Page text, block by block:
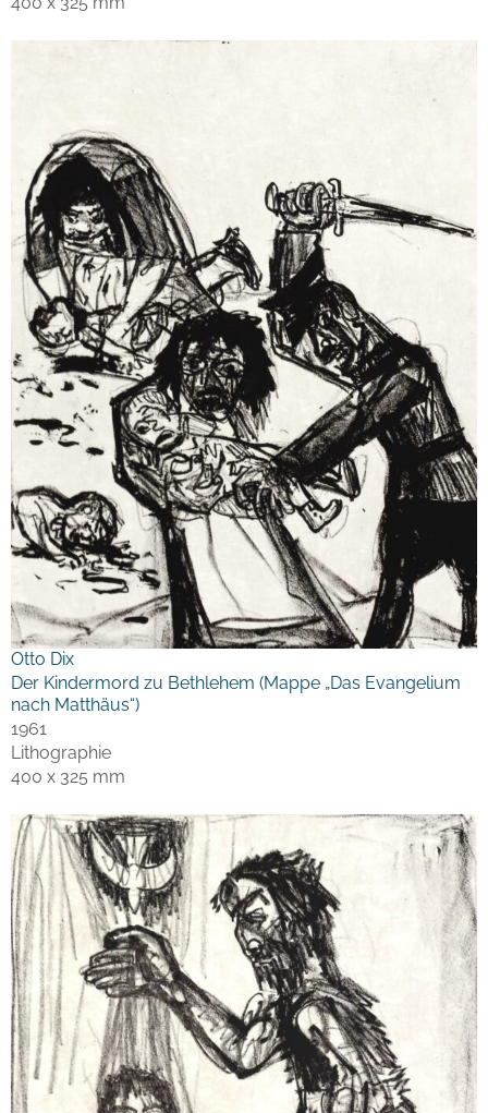
Otto Dix
Der Kindermord zu Bethlehem (Mappe „Das Evangelium
nach Matthäus“)
1961
Lithographie
400 x 325 mm